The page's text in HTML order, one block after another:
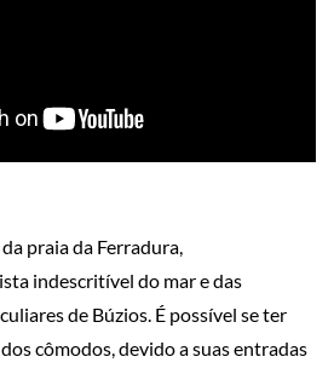
praia da Ferradura,
indescritível do mar e das
de Búzios. É possível se ter
cômodos, devido a suas entradas